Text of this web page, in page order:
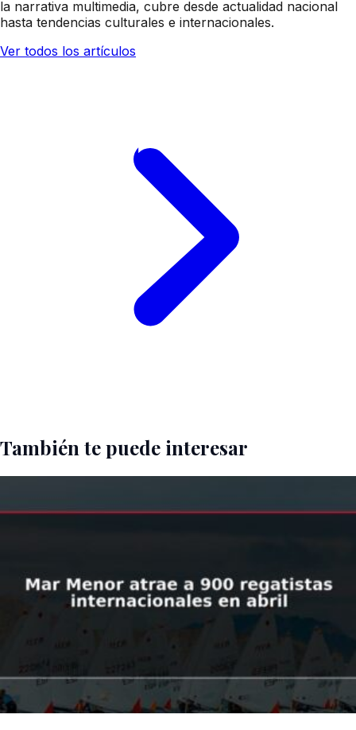
la narrativa multimedia, cubre desde actualidad nacional
hasta tendencias culturales e internacionales.
Ver todos los artículos
También te puede interesar